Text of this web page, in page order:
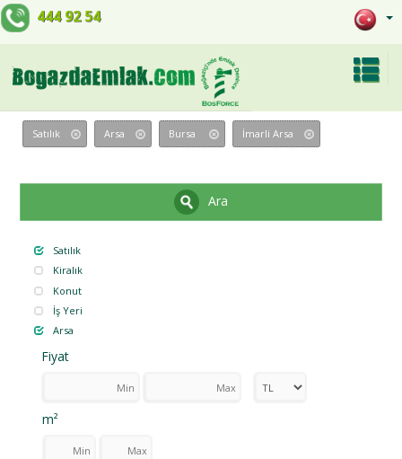
444 92 54
Satılık Arsa Bursa İmarli Arsa
Ara
Satılık
Kiralık
Konut
İş Yeri
Arsa
Fiyat
m²